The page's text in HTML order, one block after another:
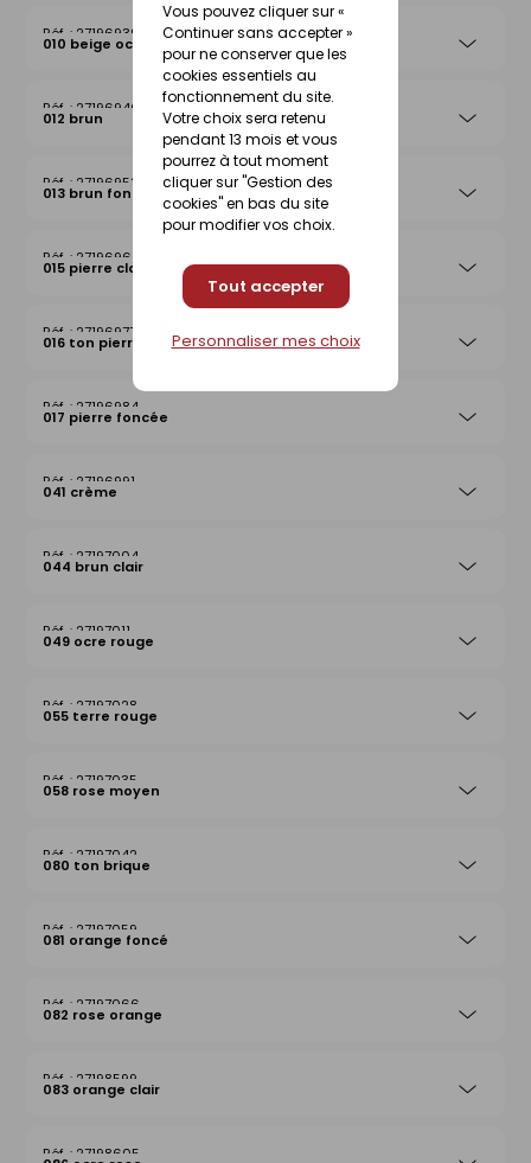
Vous pouvez cliquer sur «
Continuer sans accepter »
pour ne conserver que les
cookies essentiels au
fonctionnement du site.
Votre choix sera retenu
pendant 13 mois et vous
pourrez à tout moment
cliquer sur "Gestion des
cookies" en bas du site
pour modifier vos choix.
Tout accepter
Personnaliser mes choix
27196939
010 beige ocre
27196946
012 brun
27196953
013 brun foncé
27196960
015 pierre claire
27196977
016 ton pierre
27196984
017 pierre foncée
27196991
041 crème
27197004
044 brun clair
27197011
049 ocre rouge
27197028
055 terre rouge
27197035
058 rose moyen
27197042
080 ton brique
27197059
081 orange foncé
27197066
082 rose orange
27198599
083 orange clair
27198605